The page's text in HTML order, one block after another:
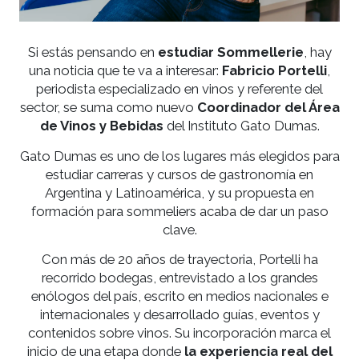
una noticia que te va a interesar:Fabricio
periodista especializado en vinos y referente del
sector, se suma como nuevoCoordinador del
de Vinos y Bebidasdel Instituto Gato Dumas.
Gato Dumas es uno de los lugares más elegidos
estudiar carreras y cursos de gastronomía en
Argentina y Latinoamérica, y su propuesta en
formación para sommeliers acaba de dar un
clave.